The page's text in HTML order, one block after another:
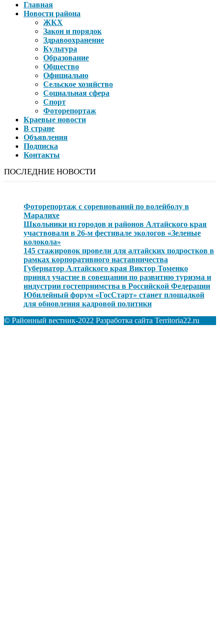
Главная
Новости района
ЖКХ
Закон и порядок
Здравоохранение
Культура
Образование
Общество
Официально
Сельское хозяйство
Социальная сфера
Спорт
Фоторепортаж
Краевые новости
В стране
Объявления
Подписка
Контакты
ПОСЛЕДНИЕ НОВОСТИ
Фоторепортаж с соревнований по волейболу в
Маралихе
Школьники из городов и районов Алтайского края
участвовали в 26-м фестивале экологов «Зеленые
колокола»
145 стажировок провели для алтайских подростков в
рамках корпоративного наставничества
Губернатор Алтайского края Виктор Томенко
принял участие в совещании по развитию туризма и
индустрии гостеприимства в Российской Федерации
Юбилейный форум «ГосСтарт» станет площадкой
для обновления кадровой политики
© Районный вестник-2022 Разработка сайта Territoria22.ru